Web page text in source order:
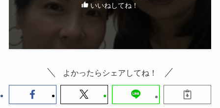
いいねしてね！
よかったらシェアしてね！